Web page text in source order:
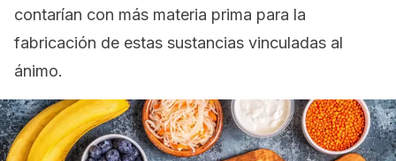
contarían con más materia prima para la
fabricación de estas sustancias vinculadas al
ánimo.